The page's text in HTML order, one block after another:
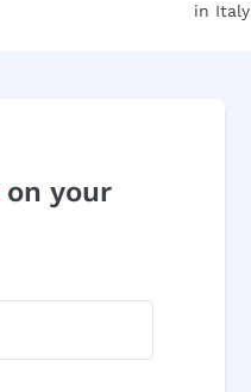
in Italy
on your